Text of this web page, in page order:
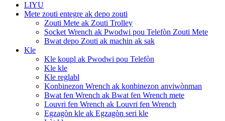
LIYU
Mete zouti entegre ak depo zouti
Zouti Mete ak Zouti Trolley
Socket Wrench ak Pwodwi pou Telefòn Zouti Mete
Bwat depo Zouti ak machin ak sak
Kle
Kle koupl ak Pwodwi pou Telefòn
Kle kle
Kle reglabl
Konbinezon Wrench ak konbinezon anviwònman
Bwat fen Wrench ak Bwat fen Wrench mete
Louvri fen Wrench ak Louvri fen Wrench
Egzagòn kle ak Egzagòn seri kle